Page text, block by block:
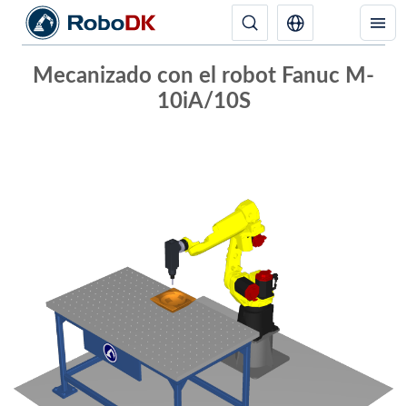
Mecanizado con el robot Fanuc M-
10iA/10S